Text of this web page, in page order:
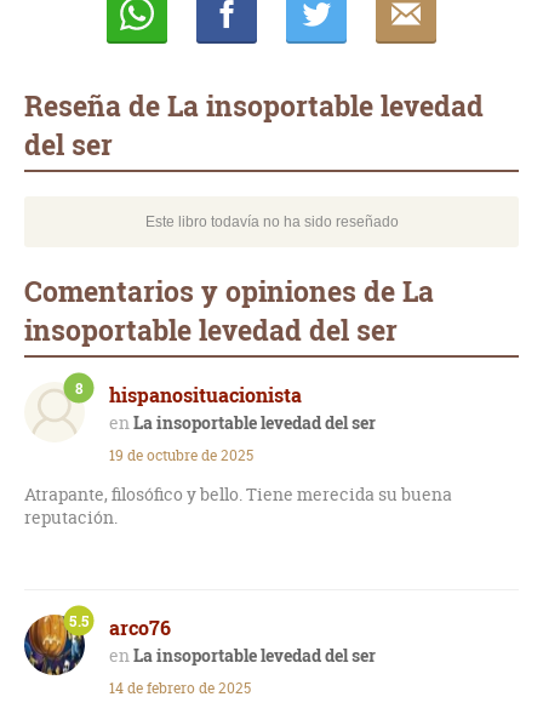
Reseña de La insoportable levedad
del ser
Este libro todavía no ha sido reseñado
Comentarios y opiniones de La
insoportable levedad del ser
hispanosituacionista
La insoportable levedad del ser
8
19 de octubre de 2025
Atrapante, filosófico y bello. Tiene merecida su buena
reputación.
arco76
La insoportable levedad del ser
5.5
14 de febrero de 2025